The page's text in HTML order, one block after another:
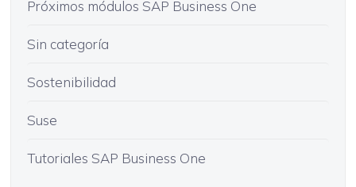
Próximos módulos SAP Business One
Sin categoría
Sostenibilidad
Suse
Tutoriales SAP Business One